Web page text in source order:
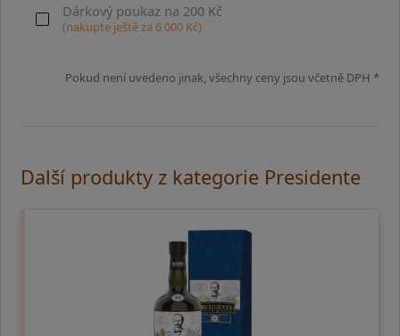
Dárkový poukaz na 200 Kč
(nakupte ještě za 6 000Kč)
Pokud není uvedeno jinak, všechny ceny jsou včetně DPH *
Další produkty z kategorie Presidente